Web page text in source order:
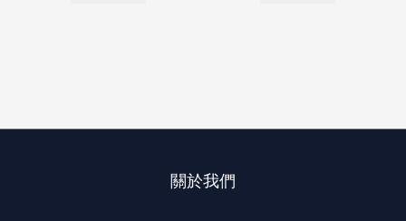
關於我們